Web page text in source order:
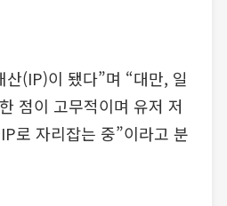
(IP)이 됐다”며 “대만, 일
점이 고무적이며 유저 저
로 자리잡는 중”이라고 분